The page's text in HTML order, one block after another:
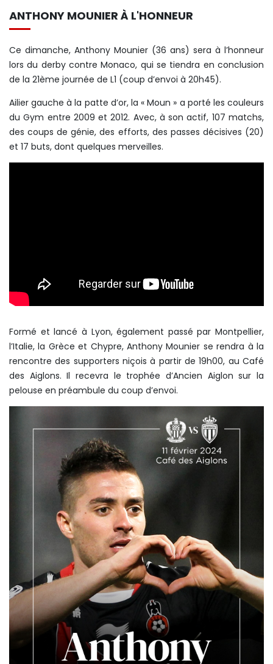
ANTHONY MOUNIER À L'HONNEUR
Ce dimanche, Anthony Mounier (36 ans) sera à l’honneur
lors du derby contre Monaco, qui se tiendra en conclusion
de la 21ème journée de L1 (coup d’envoi à 20h45).
Ailier gauche à la patte d’or, la « Moun » a porté les couleurs
du Gym entre 2009 et 2012. Avec, à son actif, 107 matchs,
des coups de génie, des efforts, des passes décisives (20)
et 17 buts, dont quelques merveilles.
Formé et lancé à Lyon, également passé par Montpellier,
l’Italie, la Grèce et Chypre, Anthony Mounier se rendra à la
rencontre des supporters niçois à partir de 19h00, au Café
des Aiglons. Il recevra le trophée d’Ancien Aiglon sur la
pelouse en préambule du coup d’envoi.